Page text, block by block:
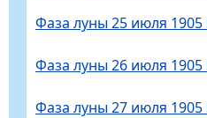
Фаза луны 25 июля 1905
Фаза луны 26 июля 1905
Фаза луны 27 июля 1905